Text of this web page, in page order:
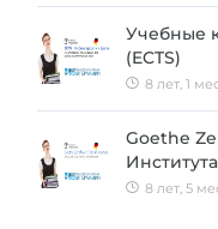
Учебные
(ECTS)
8 лет, 1
Goethe
Института
8 лет, 5